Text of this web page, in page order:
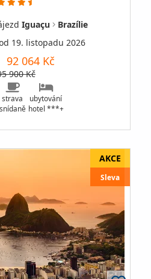
Iguaçu
Brazílie
19. listopadu 2026
92 064 Kč
900 Kč
strava
snídaně
ubytování
hotel ***+
Sleva